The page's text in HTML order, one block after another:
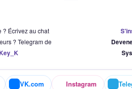
? Écrivez au chat
? Telegram de
VK.com Instagram